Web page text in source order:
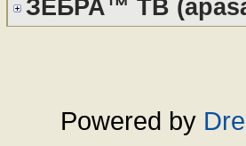
ЗЕБРА™ ТВ
Powered by